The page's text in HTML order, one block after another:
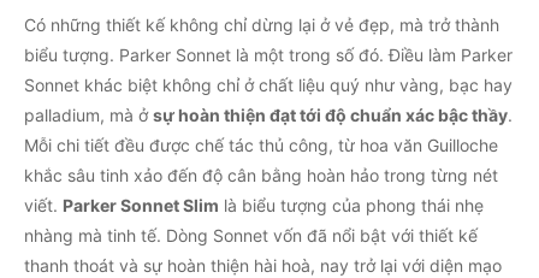
Có những thiết kế không chỉ dừng lại ở vẻ đẹp, mà trở thành
biểu tượng. Parker Sonnet là một trong số đó. Điều làm Parker
Sonnet khác biệt không chỉ ở chất liệu quý như vàng, bạc hay
palladium, mà ởsự hoàn thiện đạt tới độ chuẩn xác bậc thầy.
Mỗi chi tiết đều được chế tác thủ công, từ hoa văn Guilloche
khắc sâu tinh xảo đến độ cân bằng hoàn hảo trong từng nét
viết. Parker Sonnet Slim là biểu tượng của phong thái nhẹ
nhàng mà tinh tế. Dòng Sonnet vốn đã nổi bật với thiết kế
thanh thoát và sự hoàn thiện hài hoà, nay trở lại với diện mạo